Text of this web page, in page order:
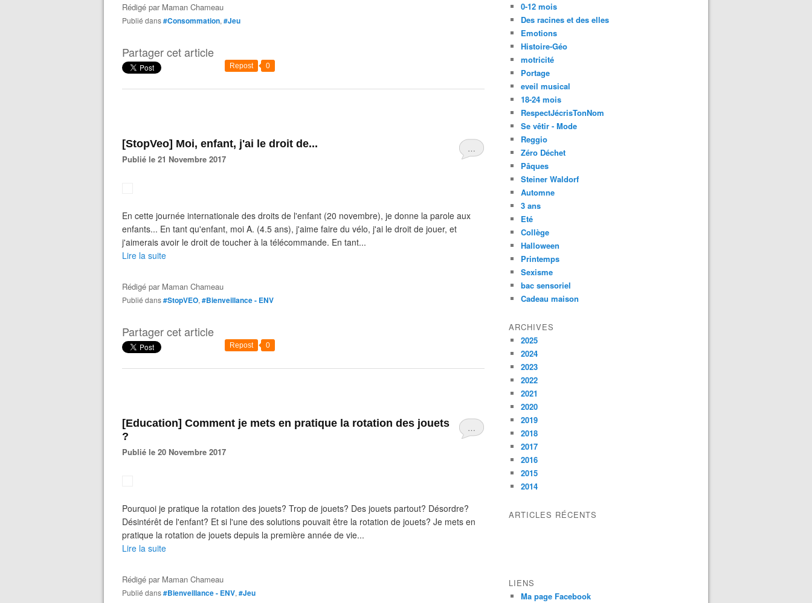
Rédigé par Maman Chameau
Publié dans#Consommation, #Jeu
Partager cet article
Repost 0
…
[StopVeo] Moi, enfant, j'ai le droit de...
Publié le 21 Novembre 2017
En cette journée internationale des droits de l'enfant (20 novembre), je donne la parole aux
enfants... En tant qu'enfant, moi A. (4.5 ans), j'aime faire du vélo, j'ai le droit de jouer, et
j'aimerais avoir le droit de toucher à la télécommande. En tant...
Lire la suite
Rédigé par Maman Chameau
Publié dans#StopVEO, #Bienveillance - ENV
Partager cet article
Repost 0
…
[Education] Comment je mets en pratique la rotation des jouets
?
Publié le 20 Novembre 2017
Pourquoi je pratique la rotation des jouets? Trop de jouets? Des jouets partout? Désordre?
Désintérêt de l'enfant? Et si l'une des solutions pouvait être la rotation de jouets? Je mets en
pratique la rotation de jouets depuis la première année de vie...
Lire la suite
Rédigé par Maman Chameau
Publié dans#Bienveillance - ENV, #Jeu
0-12 mois
Des racines et des elles
Emotions
Histoire-Géo
motricité
Portage
eveil musical
18-24 mois
RespectJécrisTonNom
Se vêtir - Mode
Reggio
Zéro Déchet
Pâques
Steiner Waldorf
Automne
3 ans
Eté
Collège
Halloween
Printemps
Sexisme
bac sensoriel
Cadeau maison
ARCHIVES
2025
2024
2023
2022
2021
2020
2019
2018
2017
2016
2015
2014
ARTICLES RÉCENTS
LIENS
Ma page Facebook